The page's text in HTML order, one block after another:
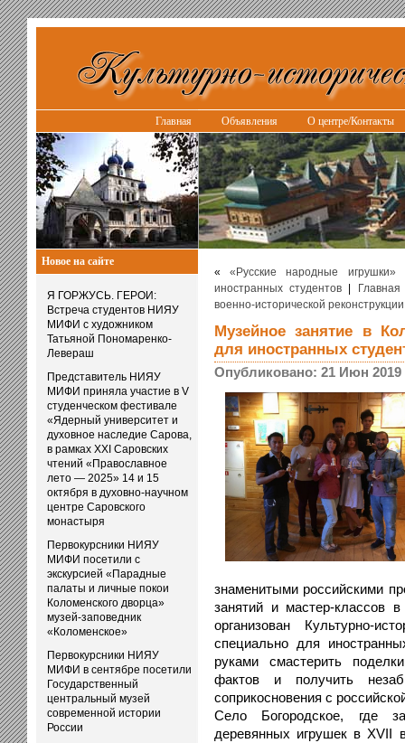
Главная Объявления О центре/Контакты
Новое на сайте
Я ГОРЖУСЬ. ГЕРОИ:
Встреча студентов НИЯУ
МИФИ с художником
Татьяной Пономаренко-
Левераш
Представитель НИЯУ
МИФИ приняла участие в V
студенческом фестивале
«Ядерный университет и
духовное наследие Сарова,
в рамках XXI Саровских
чтений «Православное
лето — 2025» 14 и 15
октября в духовно-научном
центре Саровского
монастыря
Первокурсники НИЯУ
МИФИ посетили с
экскурсией «Парадные
палаты и личные покои
Коломенского дворца»
музей-заповедник
«Коломенское»
Первокурсники НИЯУ
МИФИ в сентябре посетили
Государственный
центральный музей
современной истории
России
««Русские народные
иностранных студентов
Главная
военно-исторической
Музейное занятие в
для иностранных
Опубликовано: 21 Июн 2019
знаменитыми российскими
занятий и мастер-классов
организован Культурно-
специально для
руками смастерить
фактов и получить
соприкосновения с
Село Богородское, где
деревянных игрушек в XVII